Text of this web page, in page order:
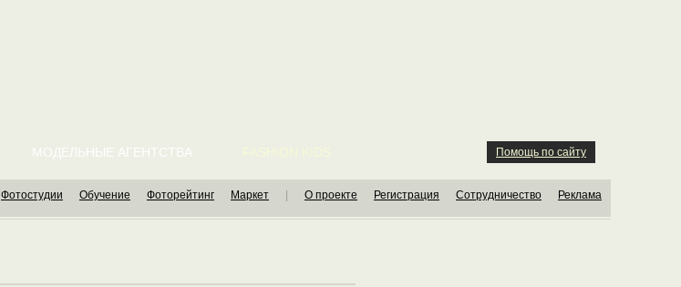
МОДЕЛЬНЫЕ АГЕНТСТВА Помощь по сайту
Фотостудии Обучение Фоторейтинг Маркет О проекте Регистрация Сотрудничество Реклама